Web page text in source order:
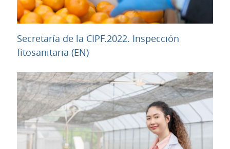
Secretaría de la CIPF.2022. Inspección
fitosanitaria (EN)URL